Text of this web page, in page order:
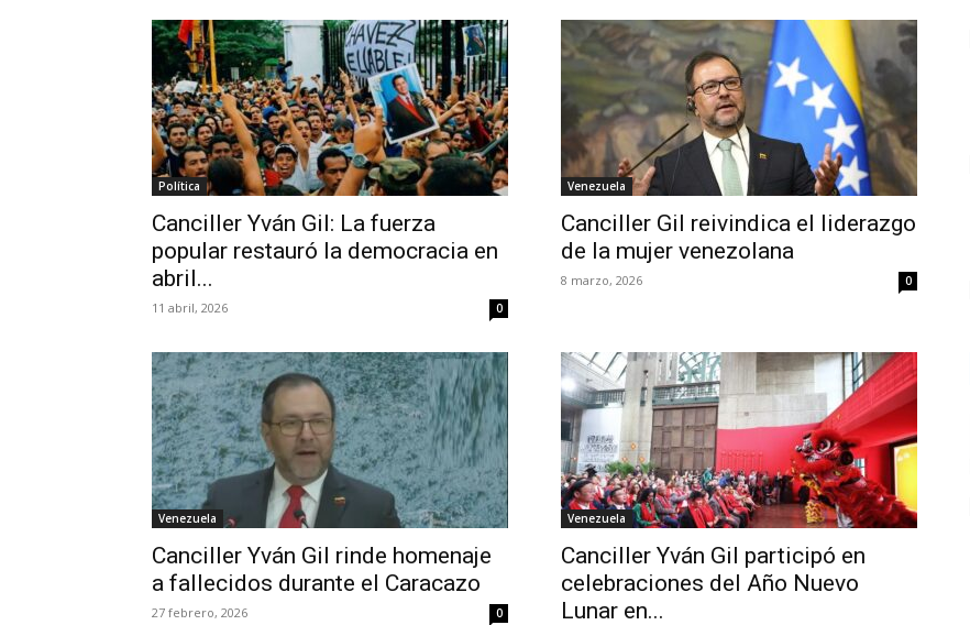
Política
Canciller Yván Gil: La fuerza
popular restauró la democracia en
abril...
11 abril, 2026 0
Venezuela
Canciller Gil reivindica el liderazgo
de la mujer venezolana
8 marzo, 2026 0
Venezuela
Canciller Yván Gil rinde homenaje
a fallecidos durante el Caracazo
27 febrero, 2026 0
Venezuela
Canciller Yván Gil participó en
celebraciones del Año Nuevo
Lunar en...